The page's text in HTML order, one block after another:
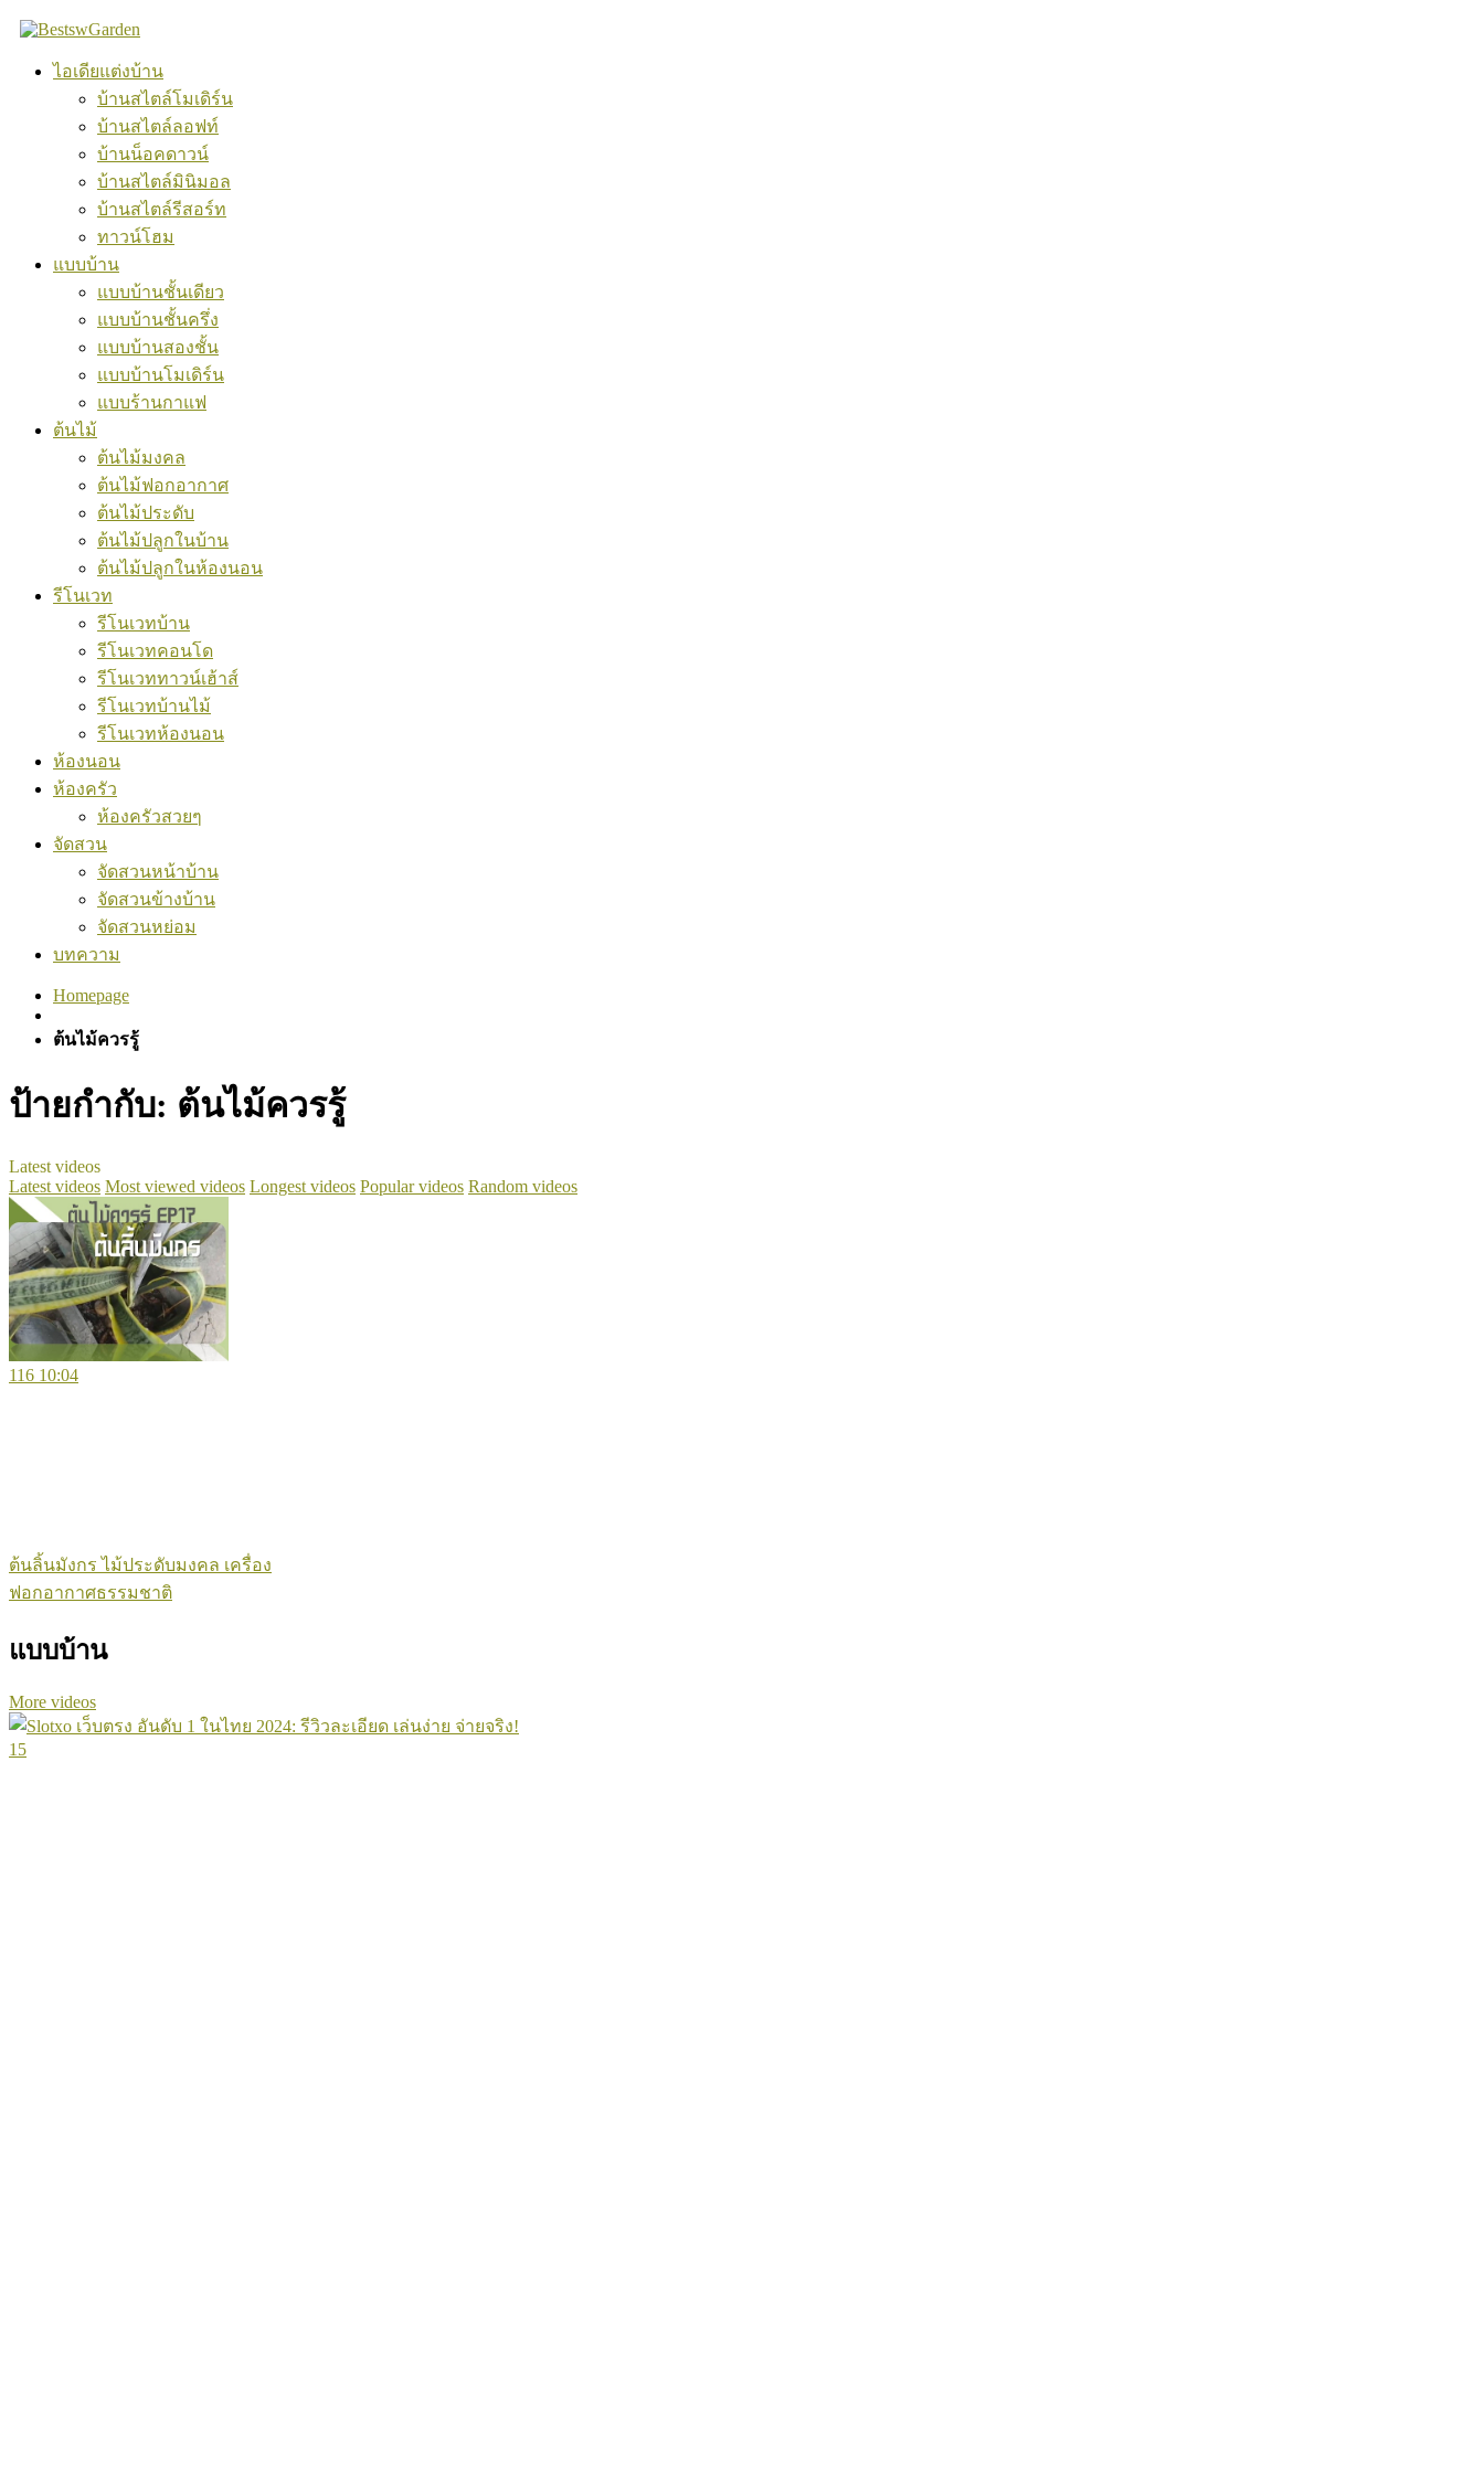
Skip
to
ไอเดียแต่งบ้าน
บ้านสไตล์โมเดิร์น
บ้านสไตล์ลอฟท์
บ้านน็อคดาวน์
บ้านสไตล์มินิมอล
บ้านสไตล์รีสอร์ท
ทาวน์โฮม
แบบบ้าน
แบบบ้านชั้นเดียว
แบบบ้านชั้นครึ่ง
แบบบ้านสองชั้น
แบบบ้านโมเดิร์น
แบบร้านกาแฟ
ต้นไม้
ต้นไม้มงคล
ต้นไม้ฟอกอากาศ
ต้นไม้ประดับ
ต้นไม้ปลูกในบ้าน
ต้นไม้ปลูกในห้องนอน
รีโนเวท
รีโนเวทบ้าน
รีโนเวทคอนโด
รีโนเวททาวน์เฮ้าส์
รีโนเวทบ้านไม้
รีโนเวทห้องนอน
ห้องนอน
ห้องครัว
ห้องครัวสวยๆ
จัดสวน
จัดสวนหน้าบ้าน
จัดสวนข้างบ้าน
จัดสวนหย่อม
บทความ
Homepage
ต้นไม้ควรรู้
ป้ายกำกับ: ต้นไม้ควรรู้
Latest videos
Latest videos Most viewed videos Longest videos Popular videos Random videos
116 10:04
ต้นลิ้นมังกร ไม้ประดับมงคล เครื่อง
ฟอกอากาศธรรมชาติ
แบบบ้าน
More videos
15